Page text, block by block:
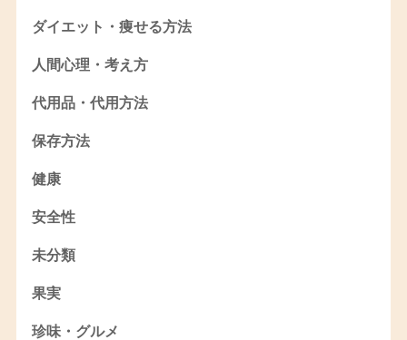
ダイエット・痩せる方法
人間心理・考え方
代用品・代用方法
保存方法
健康
安全性
未分類
果実
珍味・グルメ